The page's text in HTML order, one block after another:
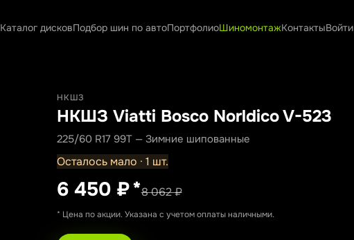
Каталог дисковПодбор шин по автоПортфолиоШиномонтажКонтактыВойти
НКШЗ
НКШЗ Viatti Bosco Norldico V-523
225/60 R17 99T — Зимние шипованные
Осталось мало · 1 шт.
6 450 ₽*8 062 ₽
* Цена по акции. Указана с учетом оплаты наличными.